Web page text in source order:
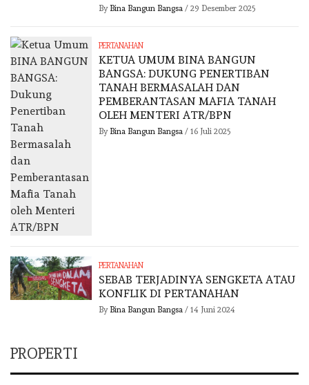
By Bina Bangun Bangsa/ 29 Desember 2025
PERTANAHAN
KETUA UMUM BINA BANGUN
BANGSA: DUKUNG PENERTIBAN
TANAH BERMASALAH DAN
PEMBERANTASAN MAFIA TANAH
OLEH MENTERI ATR/BPN
By Bina Bangun Bangsa/ 16 Juli 2025
PERTANAHAN
SEBAB TERJADINYA SENGKETA ATAU
KONFLIK DI PERTANAHAN
By Bina Bangun Bangsa/ 14 Juni 2024
PROPERTI